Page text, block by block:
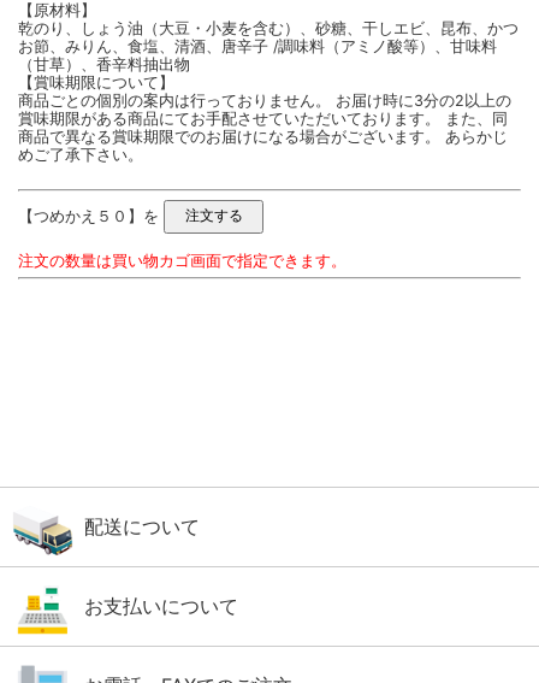
【原材料】
乾のり、しょう油（大豆・小麦を含む）、砂糖、干しエビ、昆布、かつ
お節、みりん、食塩、清酒、唐辛子 /調味料（アミノ酸等）、甘味料
（甘草）、香辛料抽出物
【賞味期限について】
商品ごとの個別の案内は行っておりません。 お届け時に3分の2以上の
賞味期限がある商品にてお手配させていただいております。 また、同
商品で異なる賞味期限でのお届けになる場合がございます。 あらかじ
めご了承下さい。
【つめかえ５０】を
注文の数量は買い物カゴ画面で指定できます。
配送について
お支払いについて